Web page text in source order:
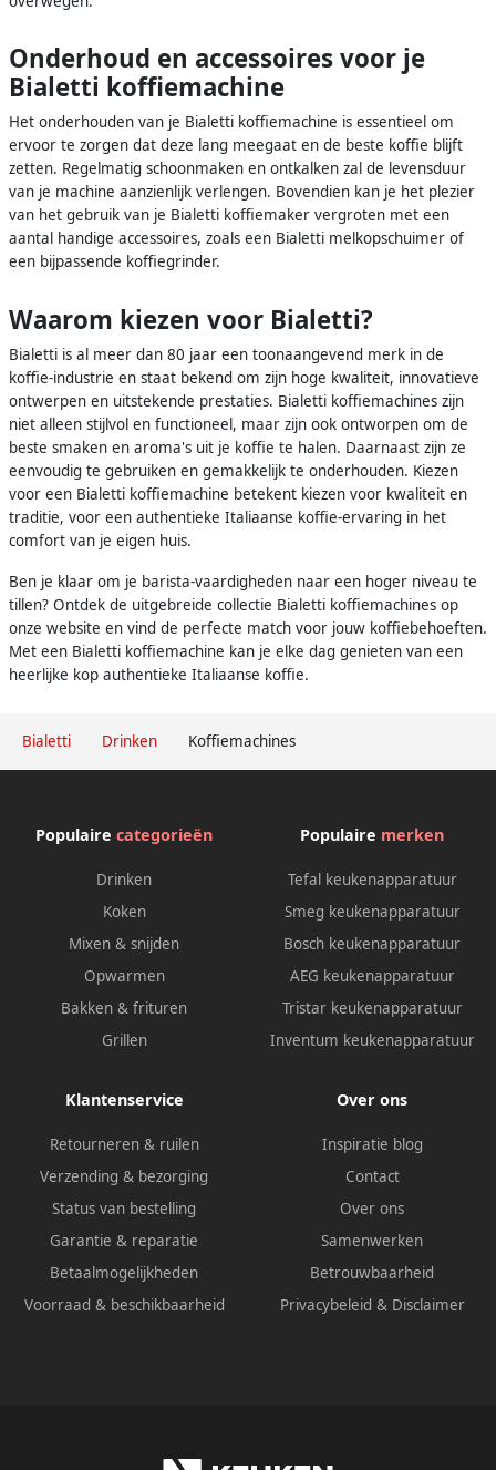
Bialetti Drinken Koffiemachines
Onderhoud en accessoires voor je
Bialetti koffiemachine
Het onderhouden van je Bialetti koffiemachine is essentieel om
ervoor te zorgen dat deze lang meegaat en de beste koffie blijft
zetten. Regelmatig schoonmaken en ontkalken zal de levensduur
van je machine aanzienlijk verlengen. Bovendien kan je het plezier
van het gebruik van je Bialetti koffiemaker vergroten met een
aantal handige accessoires, zoals een Bialetti melkopschuimer of
een bijpassende koffiegrinder.
Waarom kiezen voor Bialetti?
Bialetti is al meer dan 80 jaar een toonaangevend merk in de
koffie-industrie en staat bekend om zijn hoge kwaliteit, innovatieve
ontwerpen en uitstekende prestaties. Bialetti koffiemachines zijn
niet alleen stijlvol en functioneel, maar zijn ook ontworpen om de
beste smaken en aroma's uit je koffie te halen. Daarnaast zijn ze
eenvoudig te gebruiken en gemakkelijk te onderhouden. Kiezen
voor een Bialetti koffiemachine betekent kiezen voor kwaliteit en
traditie, voor een authentieke Italiaanse koffie-ervaring in het
comfort van je eigen huis.
Ben je klaar om je barista-vaardigheden naar een hoger niveau te
tillen? Ontdek de uitgebreide collectie Bialetti koffiemachines op
onze website en vind de perfecte match voor jouw koffiebehoeften.
Met een Bialetti koffiemachine kan je elke dag genieten van een
heerlijke kop authentieke Italiaanse koffie.
Populaire categorieën
Drinken
Koken
Mixen & snijden
Opwarmen
Bakken & frituren
Grillen
Populaire merken
Tefal keukenapparatuur
Smeg keukenapparatuur
Bosch keukenapparatuur
AEG keukenapparatuur
Tristar keukenapparatuur
Inventum keukenapparatuur
Klantenservice
Retourneren & ruilen
Verzending & bezorging
Status van bestelling
Garantie & reparatie
Betaalmogelijkheden
Voorraad & beschikbaarheid
Over ons
Inspiratie blog
Contact
Over ons
Samenwerken
Betrouwbaarheid
Privacybeleid & Disclaimer